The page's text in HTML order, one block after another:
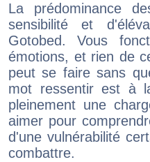
La prédominance
sensibilité et
Gotobed. Vous
émotions, et rien de
peut se faire sans
mot ressentir est à
pleinement une
aimer pour
d'une vulnérabilité
combattre.